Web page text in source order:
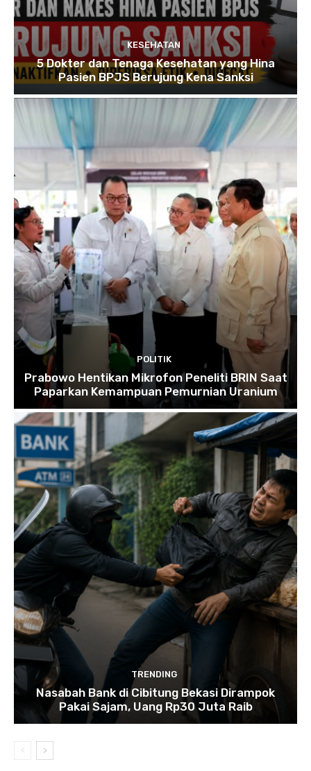
KESEHATAN
5 Dokter dan Tenaga Kesehatan yang Hina
Pasien BPJS Berujung Kena Sanksi
POLITIK
Prabowo Hentikan Mikrofon Peneliti BRIN Saat
Paparkan Kemampuan Pemurnian Uranium
TRENDING
Nasabah Bank di Cibitung Bekasi Dirampok
Pakai Sajam, Uang Rp30 Juta Raib